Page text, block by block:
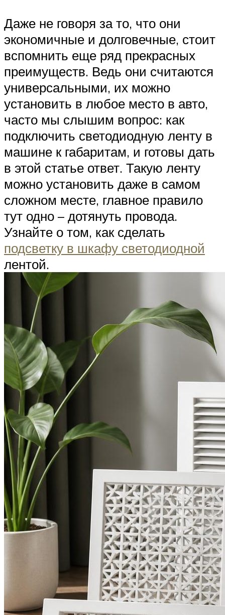
Даже не говоря за то, что они
экономичные и долговечные, стоит
вспомнить еще ряд прекрасных
преимуществ. Ведь они считаются
универсальными, их можно
установить в любое место в авто,
часто мы слышим вопрос: как
подключить светодиодную ленту в
машине к габаритам, и готовы дать
в этой статье ответ. Такую ленту
можно установить даже в самом
сложном месте, главное правило
тут одно – дотянуть провода.
Узнайте о том, как сделать
подсветку в шкафу светодиодной
лентой.